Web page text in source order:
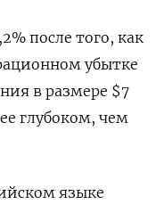
после того, как
убытке
в размере $7
глубоком, чем
языке